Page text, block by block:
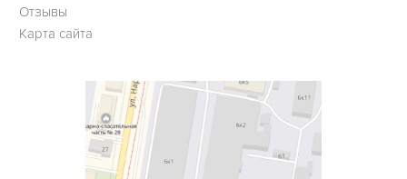
Отзывы
Карта сайта